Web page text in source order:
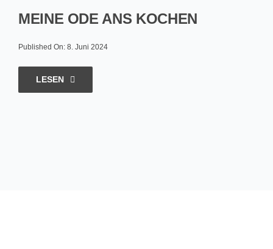
MEINE ODE ANS KOCHEN
Published On: 8. Juni 2024
LESEN